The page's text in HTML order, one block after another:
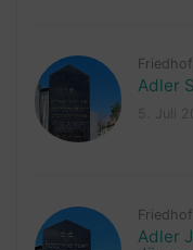
Adler
Adler